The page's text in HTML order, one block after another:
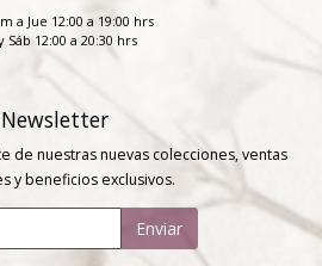
a Jue 12:00 a 19:00 hrs
Sáb 12:00 a 20:30 hrs
Newsletter
de nuestras nuevas colecciones, ventas
y beneficios exclusivos.
Enviar